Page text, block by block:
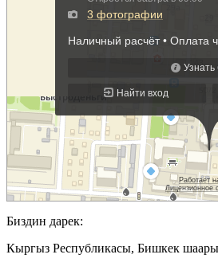
Биздин дарек:
Кыргыз Республикасы, Бишкек